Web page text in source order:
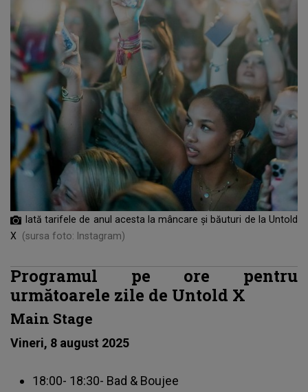
Iată tarifele de anul acesta la mâncare și băuturi de la Untold
X (sursa foto: Instagram)
Programul pe ore pentru
următoarele zile de Untold X
Main Stage
Vineri, 8 august 2025
18:00- 18:30- Bad & Boujee